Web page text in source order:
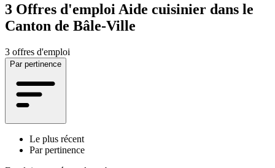
3 Offres d'emploi Aide cuisinier dans le
Canton de Bâle-Ville
3 offres d'emploi
Par pertinence
Le plus récent
Par pertinence